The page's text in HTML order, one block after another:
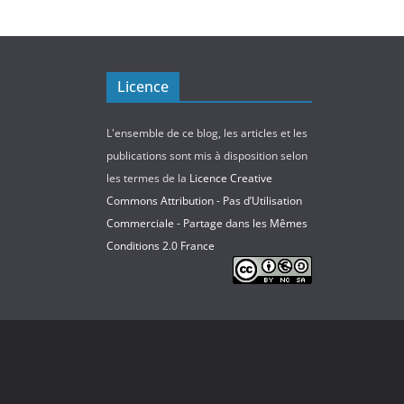
Licence
L'ensemble de ce blog, les articles et les
publications sont mis à disposition selon
les termes de la Licence Creative
Commons Attribution - Pas d’Utilisation
Commerciale - Partage dans les Mêmes
Conditions 2.0 France